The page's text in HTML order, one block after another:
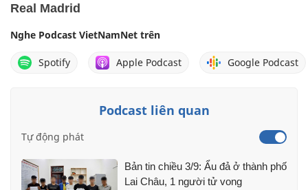
Real Madrid
Podcast liên quan
Tự động phát
Bản tin chiều 3/9: Ẩu đả ở thành phố
Lai Châu, 1 người tử vong
Nghe Podcast VietNamNet trên
Spotify Apple Podcast Google Podcast